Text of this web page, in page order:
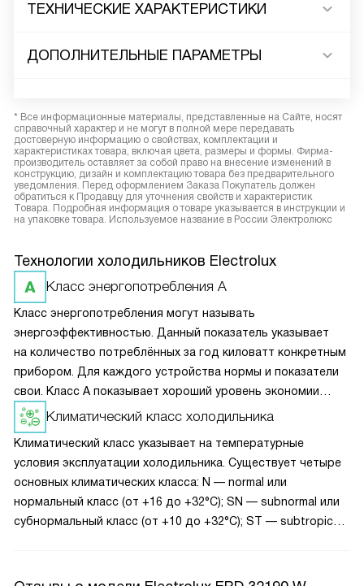
ТЕХНИЧЕСКИЕ ХАРАКТЕРИСТИКИ
ДОПОЛНИТЕЛЬНЫЕ ПАРАМЕТРЫ
* Все информационные материалы, представленные на Сайте, носят
справочный характер и не могут в полной мере передавать
достоверную информацию о свойствах, комплектации и
характеристиках товара, включая цвета, размеры и формы. Фирма-
производитель оставляет за собой право на внесение изменений в
конструкцию, дизайн и комплектацию товара без предварительного
уведомления. Перед оформлением Заказа Покупатель должен
обратиться к Продавцу для уточнения свойств и характеристик
Товара. Подробная информация о товаре указывается в инструкции и
на упаковке товара. Используемое название в России Электролюкс
Технологии холодильников Electrolux
Класс энергопотребления A
Класс энергопотребления могут называть
энергоэффективностью. Данный показатель указывает
на количество потреблённых за год киловатт конкретным
прибором. Для каждого устройства нормы и показатели
свои. Класс А показывает хороший уровень экономии
электроэнергии — около 10-15% (в зависимости от вида
техники) по сравнению со средним показателем.
Климатический класс холодильника
Климатический класс указывает на температурные
условия эксплуатации холодильника. Существует четыре
основных климатических класса: N — normal или
нормальный класс (от +16 до +32°С); SN — subnormal или
субнормальный класс (от +10 до +32°С); ST — subtropical
«Мультиклассовые» модели могут бесперебойно работать